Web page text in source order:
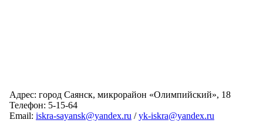
Адрес: город Саянск, микрорайон «Олимпийский», 18
Телефон: 5-15-64
Email: iskra-sayansk@yandex.ru /yk-iskra@yandex.ru